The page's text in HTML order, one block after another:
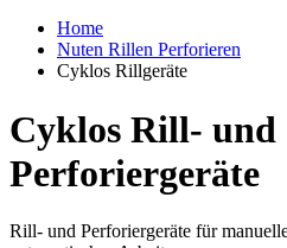
Home
Nuten Rillen Perforieren
Cyklos Rillgeräte
Cyklos Rill- und
Perforiergeräte
Rill- und Perforiergeräte für